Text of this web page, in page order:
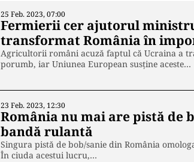
25 Feb. 2023, 07:00
Fermierii cer ajutorul
transformat România în
Agricultorii români acuză faptul că Ucraina a
porumb, iar Uniunea European susține aceste…
23 Feb. 2023, 12:30
România nu mai are pistă de
bandă rulantă
Singura pistă de bob/sanie din România
În ciuda acestui lucru,…